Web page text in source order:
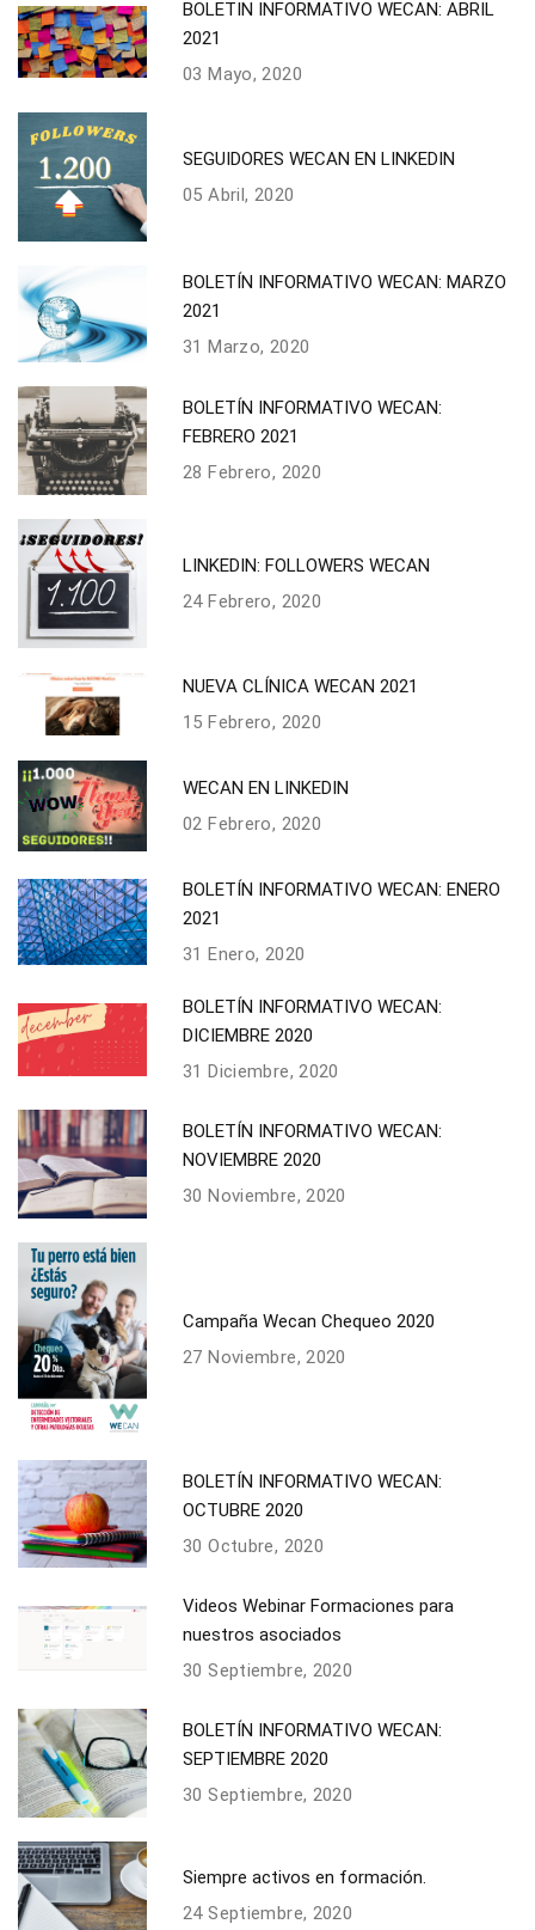
BOLETIN INFORMATIVO WECAN: ABRIL
2021
03 Mayo, 2020
SEGUIDORES WECAN EN LINKEDIN
05 Abril, 2020
BOLETÍN INFORMATIVO WECAN: MARZO
2021
31 Marzo, 2020
BOLETÍN INFORMATIVO WECAN:
FEBRERO 2021
28 Febrero, 2020
LINKEDIN: FOLLOWERS WECAN
24 Febrero, 2020
NUEVA CLÍNICA WECAN 2021
15 Febrero, 2020
WECAN EN LINKEDIN
02 Febrero, 2020
BOLETÍN INFORMATIVO WECAN: ENERO
2021
31 Enero, 2020
BOLETÍN INFORMATIVO WECAN:
DICIEMBRE 2020
31 Diciembre, 2020
BOLETÍN INFORMATIVO WECAN:
NOVIEMBRE 2020
30 Noviembre, 2020
Campaña Wecan Chequeo 2020
27 Noviembre, 2020
BOLETÍN INFORMATIVO WECAN:
OCTUBRE 2020
30 Octubre, 2020
Videos Webinar Formaciones para
nuestros asociados
30 Septiembre, 2020
BOLETÍN INFORMATIVO WECAN:
SEPTIEMBRE 2020
30 Septiembre, 2020
Siempre activos en formación.
24 Septiembre, 2020